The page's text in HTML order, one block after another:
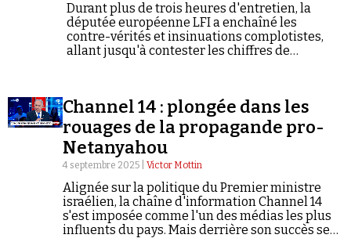
Durant plus de trois heures d'entretien, la
députée européenne LFI a enchaîné les
contre-vérités et insinuations complotistes,
allant jusqu'à contester les chiffres de
Channel 14 : plongée dans les
rouages de la propagande pro-
Netanyahou
4 septembre 2025 | Victor Mottin
Alignée sur la politique du Premier ministre
israélien, la chaîne d'information Channel 14
s'est imposée comme l'un des médias les plus
influents du pays. Mais derrière son succès se